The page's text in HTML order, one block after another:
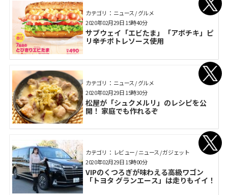
カテゴリ： ニュース / グルメ
サブウェイ「エビたま」「アボチキ」ピ
リ辛チポトレソース使用
2020年02月29日 15時40分
カテゴリ： ニュース / グルメ
松屋が「シュクメルリ」のレシピを公
開！ 家庭でも作れるぞ
2020年02月29日 15時30分
カテゴリ： レビュー / ニュース / ガジェット
VIPのくつろぎが味わえる高級ワゴン
「トヨタ グランエース」は走りもイイ！
2020年02月29日 15時00分